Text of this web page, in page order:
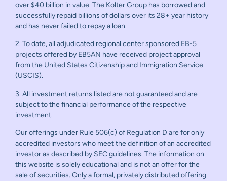
over $40 billion in value. The Kolter Group has borrowed and
successfully repaid billions of dollars over its 28+ year history
and has never failed to repay a loan.
2. To date, all adjudicated regional center sponsored EB-5
projects offered by EB5AN have received project approval
from the United States Citizenship and Immigration Service
(USCIS).
3. All investment returns listed are not guaranteed and are
subject to the financial performance of the respective
investment.
Our offerings under Rule 506(c) of Regulation D are for only
accredited investors who meet the definition of an accredited
investor as described by SEC guidelines. The information on
this website is solely educational and is not an offer for the
sale of securities. Only a formal, privately distributed offering